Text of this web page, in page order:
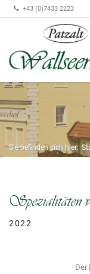
+43 (0)7433 2223
Sie befinden sich hier:
Spezialitäten
2022
Der